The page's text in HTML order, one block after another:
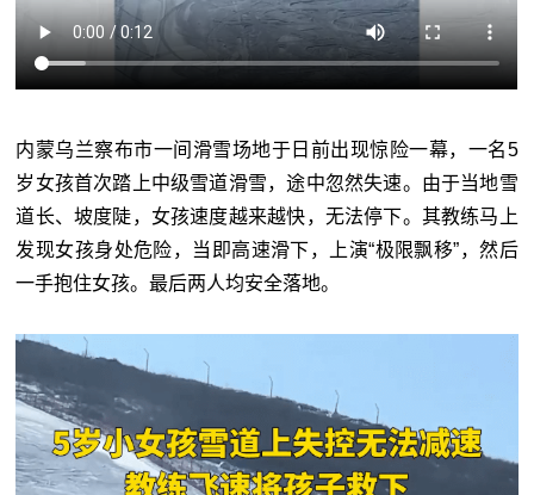
内蒙乌兰察布市一间滑雪场地于日前出现惊险一幕，一名5
岁女孩首次踏上中级雪道滑雪，途中忽然失速。由于当地雪
道长、坡度陡，女孩速度越来越快，无法停下。其教练马上
发现女孩身处危险，当即高速滑下，上演“极限飘移”，然后
一手抱住女孩。最后两人均安全落地。